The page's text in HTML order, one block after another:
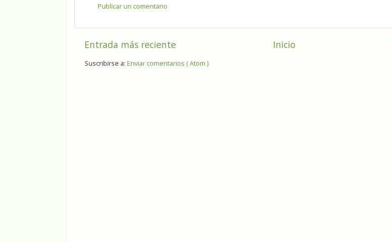
Publicar un comentario
Entrada más reciente Inicio
Suscribirse a: Enviar comentarios ( Atom )